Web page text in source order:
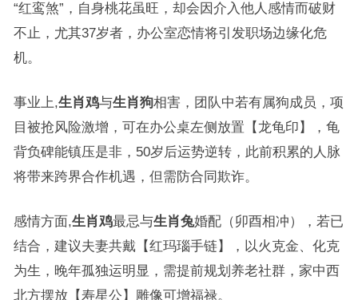
“红鸾煞”，自身桃花虽旺，却会因介入他人感情而破财
不止，尤其37岁者，办公室恋情将引发职场边缘化危
机。
事业上,生肖鸡与生肖狗相害，团队中若有属狗成员，项
目被抢风险激增，可在办公桌左侧放置【龙龟印】，龟
背负碑能镇压是非，50岁后运势逆转，此前积累的人脉
将带来跨界合作机遇，但需防合同欺诈。
感情方面,生肖鸡最忌与生肖兔婚配（卯酉相冲），若已
结合，建议夫妻共戴【红玛瑙手链】，以火克金、化克
为生，晚年孤独运明显，需提前规划养老社群，家中西
北方摆放【寿星公】雕像可增福禄。